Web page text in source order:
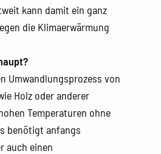
kann damit ein ganz
die Klimaerwärmung
Umwandlungsprozess von
Holz oder anderer
Temperaturen ohne
benötigt anfangs
auch einen